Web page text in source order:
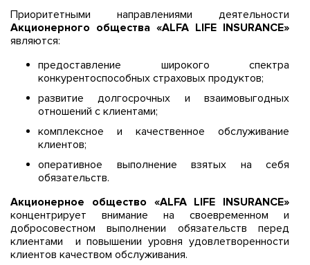
Приоритетными направлениями деятельности
Акционерного общества «ALFA LIFE INSURANCE»
являются:
предоставление широкого спектра
конкурентоспособных страховых продуктов;
развитие долгосрочных и взаимовыгодных
отношений с клиентами;
комплексное и качественное обслуживание
клиентов;
оперативное выполнение взятых на себя
обязательств.
Акционерное общество «ALFA LIFE INSURANCE»
концентрирует внимание на своевременном и
добросовестном выполнении обязательств перед
клиентами и повышении уровня удовлетворенности
клиентов качеством обслуживания.